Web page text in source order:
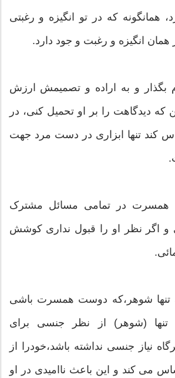
همانگونه که در تو انگیزه و رغبتی
همان انگیزه و رغبت و جود دارد.
بگذار و به اراده و تصمیمش ارزش
دیدگاهت را بر او تحمیل کنی، در
کند تنها ابزاری در دست مرد جهت
همسرت در تمامی مسائل مشترک
و اگر نظر او را قبول نداری کوشش
شوهر،که دوست همسرت باشی
(شوهر) از نظر جنسی برای
نیاز جنسی نداشته باشد،خودرا از
می کند و این باعث ناامیدی در او